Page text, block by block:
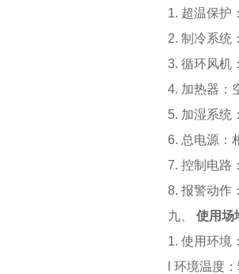
1. 超温保护
2. 制冷系统
3. 循环风机
4. 加热器：
5. 加湿系统
6. 总电源：
7. 控制电路
8. 报警动作
九、 使用场
1. 使用环境
环境温度